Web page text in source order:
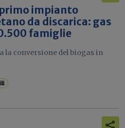
impianto
da discarica: gas
famiglie
la conversione del biogas in